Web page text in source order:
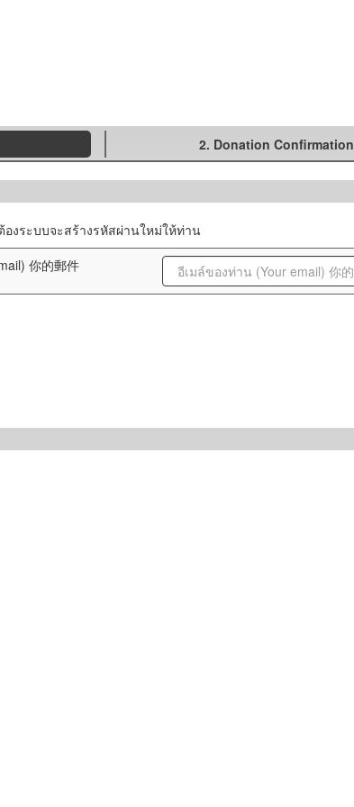
2. Donation Confirmation
งระบบจะสร้างรหัสผ่านใหม่ให้ท่าน
你的郵件